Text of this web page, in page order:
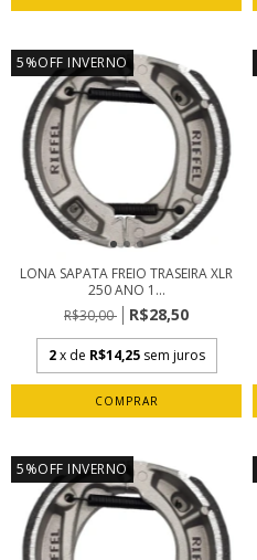
5%OFF INVERNO
LONA SAPATA FREIO TRASEIRA XLR
250 ANO 1...
R$30,00
R$28,50
2 x de R$14,25 sem juros
5%OFF INVERNO